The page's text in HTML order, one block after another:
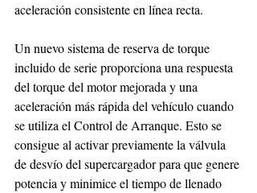
aceleración consistente en línea recta.
Un nuevo sistema de reserva de torque
incluido de serie proporciona una respuesta
del torque del motor mejorada y una
aceleración más rápida del vehículo cuando
se utiliza el Control de Arranque. Esto se
consigue al activar previamente la válvula
de desvío del supercargador para que genere
potencia y minimice el tiempo de llenado